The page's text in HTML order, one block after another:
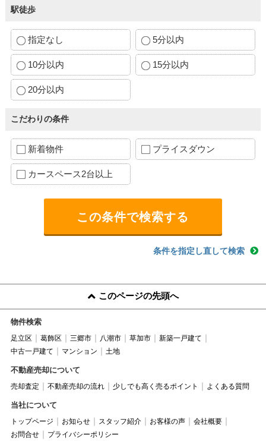
駅徒歩
指定なし 5分以内
10分以内 15分以内
20分以内
こだわりの条件
新着物件 プライスダウン
カースペース2台以上
条件を指定し直して検索
このページの先頭へ
物件検索
足立区 葛飾区 三郷市 八潮市 草加市
新築一戸建て
中古一戸建て
マンション 土地
不動産売却について
売却査定 不動産売却の流れ 少しでも高く売るポイント よくある質問
当社について
トップページ お知らせ スタッフ紹介 お客様の声
会社概要
お問合せ
プライバシーポリシー